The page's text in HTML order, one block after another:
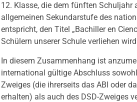
12. Klasse, die dem fünften Schuljahr
allgemeinen Sekundarstufe des
entspricht, den Titel „Bachiller en
Schülern unserer Schule verliehen
In diesem Zusammenhang ist
international gültige Abschluss
Zweiges (die ihrerseits das ABI oder
erhalten) als auch des DSD-Zweiges